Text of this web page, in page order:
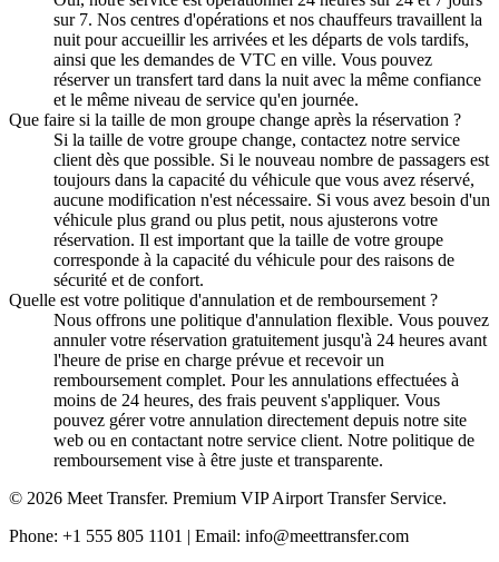
sur 7. Nos centres d'opérations et nos chauffeurs travaillent la
nuit pour accueillir les arrivées et les départs de vols tardifs,
ainsi que les demandes de VTC en ville. Vous pouvez
réserver un transfert tard dans la nuit avec la même confiance
et le même niveau de service qu'en journée.
Que faire si la taille de mon groupe change après la réservation ?
Si la taille de votre groupe change, contactez notre service
client dès que possible. Si le nouveau nombre de passagers est
toujours dans la capacité du véhicule que vous avez réservé,
aucune modification n'est nécessaire. Si vous avez besoin d'un
véhicule plus grand ou plus petit, nous ajusterons votre
réservation. Il est important que la taille de votre groupe
corresponde à la capacité du véhicule pour des raisons de
sécurité et de confort.
Quelle est votre politique d'annulation et de remboursement ?
Nous offrons une politique d'annulation flexible. Vous pouvez
annuler votre réservation gratuitement jusqu'à 24 heures avant
l'heure de prise en charge prévue et recevoir un
remboursement complet. Pour les annulations effectuées à
moins de 24 heures, des frais peuvent s'appliquer. Vous
pouvez gérer votre annulation directement depuis notre site
web ou en contactant notre service client. Notre politique de
remboursement vise à être juste et transparente.
© 2026 Meet Transfer. Premium VIP Airport Transfer Service.
Phone: +1 555 805 1101 | Email: info@meettransfer.com